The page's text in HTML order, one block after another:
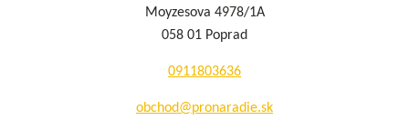
Moyzesova 4978/1A
058 01 Poprad
0911803636
obchod@pronaradie.sk